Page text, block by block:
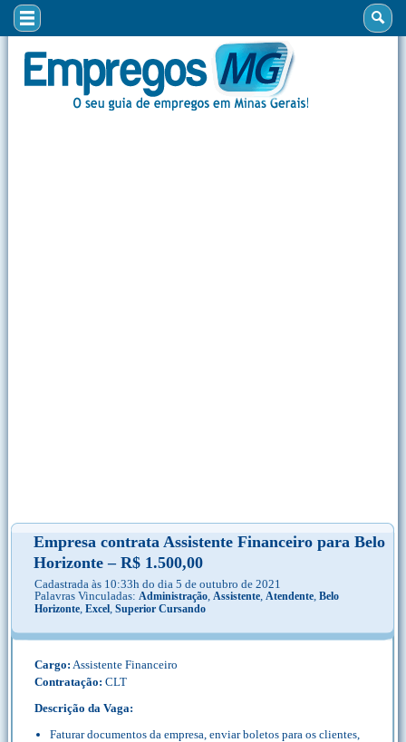
Empresa contrata Assistente Financeiro para Belo
Horizonte – R$ 1.500,00
Cadastrada às 10:33h do dia 5 de outubro de 2021
Palavras Vinculadas: Administração, Assistente, Atendente, Belo
Horizonte, Excel, Superior Cursando
Cargo: Assistente Financeiro
Contratação: CLT
Descrição da Vaga:
Faturar documentos da empresa, enviar boletos para os clientes,